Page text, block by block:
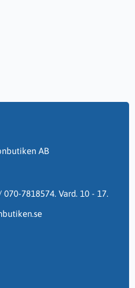
AB
7818574. Vard. 10 - 17.